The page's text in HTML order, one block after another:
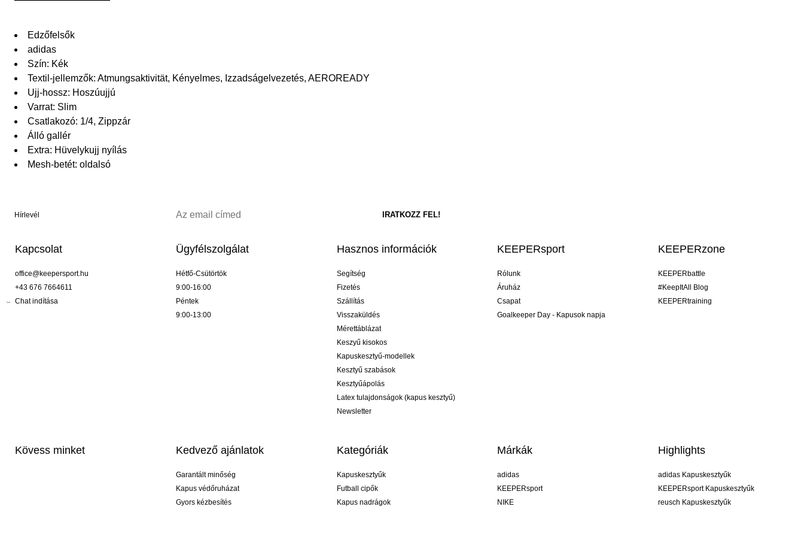
Edzőfelsők
adidas
Szín: Kék
Textil-jellemzők: Atmungsaktivität, Kényelmes, Izzadságelvezetés, AEROREADY
Ujj-hossz: Hoszúujjú
Varrat: Slim
Csatlakozó: 1/4, Zippzár
Álló gallér
Extra: Hüvelykujj nyílás
Mesh-betét: oldalsó
Hírlevél
Kapcsolat
office@keepersport.hu
+43 676 7664611
Chat indítása
Ügyfélszolgálat
Hétfő-Csütörtök
9:00-16:00
Péntek
9:00-13:00
Hasznos információk
Segítség
Fizetés
Szállítás
Visszaküldés
Mérettáblázat
Keszyű kisokos
Kapuskesztyű-modellek
Kesztyű szabások
Kesztyűápolás
Latex tulajdonságok (kapus kesztyű)
Newsletter
KEEPERsport
Rólunk
Áruház
Csapat
Goalkeeper Day - Kapusok napja
KEEPERzone
KEEPERbattle
#KeepItAll Blog
KEEPERtraining
Kövess minket Kedvező ajánlatok
Garantált minőség
Kapus védőruházat
Gyors kézbesítés
Kategóriák
Kapuskesztyűk
Futball cipők
Kapus nadrágok
Márkák
adidas
KEEPERsport
NIKE
Highlights
adidas Kapuskesztyűk
KEEPERsport Kapuskesztyűk
reusch Kapuskesztyűk